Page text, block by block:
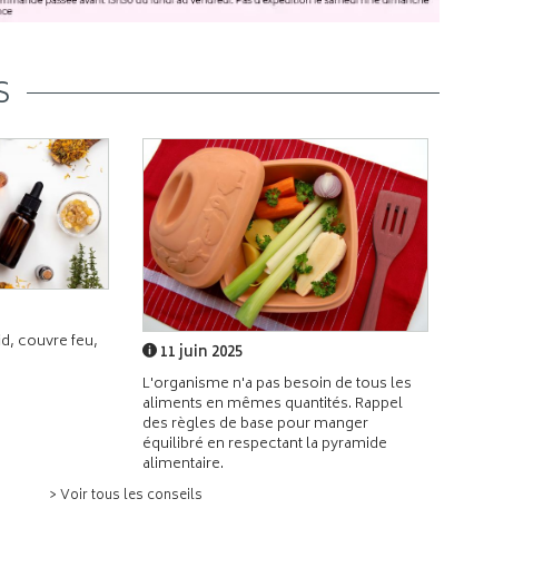
couvre feu,
11 juin 2025
L'organisme n'a pas besoin de tous les
aliments en mêmes quantités. Rappel
des règles de base pour manger
équilibré en respectant la pyramide
alimentaire.
> Voir tous les conseils